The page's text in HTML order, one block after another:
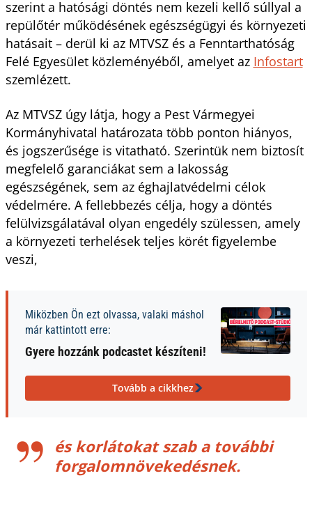
szerint a hatósági döntés nem kezeli kellő súllyal a
repülőtér működésének egészségügyi és környezeti
hatásait – derül ki az MTVSZ és a Fenntarthatóság
Felé Egyesület közleményéből, amelyet az Infostart
szemlézett.
Az MTVSZ úgy látja, hogy a Pest Vármegyei
Kormányhivatal határozata több ponton hiányos,
és jogszerűsége is vitatható. Szerintük nem biztosít
megfelelő garanciákat sem a lakosság
egészségének, sem az éghajlatvédelmi célok
védelmére. A fellebbezés célja, hogy a döntés
felülvizsgálatával olyan engedély szülessen, amely
a környezeti terhelések teljes körét figyelembe
veszi,
Miközben Ön ezt olvassa, valaki máshol
már kattintott erre:
Gyere hozzánk podcastet készíteni!
Tovább a cikkhez
és korlátokat szab a további
forgalomnövekedésnek.